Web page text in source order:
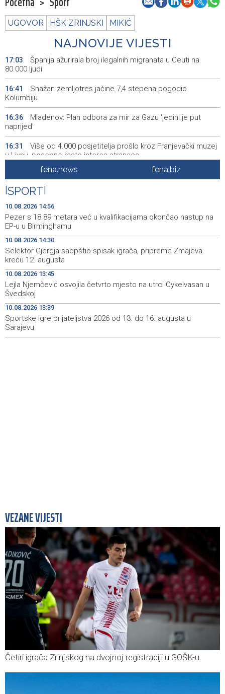
UGOVOR HŠK ZRINJSKI MIKIĆ
NAJNOVIJE VIJESTI
17:03
Španija ažurirala broj ilegalnih migranata u Ceuti na
80.000 ljudi
16:41
Snažan zemljotres jačine 7,4 stepena pogodio
Kolumbiju
16:36
Mladenov: Plan odbora za mir za Gazu 'jedini je put
naprijed'
16:31
Više od 4.000 posjetitelja prošlo kroz Franjevački muzej
u Livnu, posebno raste interes stranaca
Priopćenje za javnost Čapljinske neovisne stranke
16:18
FBiH Government allocates funds to underdeveloped
municipalities and social protection projects
16:08
Rekordnih 230 migranata prešlo La Manche u jednom
malom čamcu
16:07
Vlada FBiH izdvojila skoro dva miliona KM za 12 jedinica
lokalne samouprave
15:55
Od vrtića do mature - Sistem koji raste uz dijete i pruža
podršku porodici
15:54
Predsjedništvo BiH danas o agremanu za novog
američkog ambasadora Ronalda Johnsona
fena.news fena.biz
SPORT
10.08.2026 14:56
Pezer s 18.89 metara već u kvalifikacijama okončao nastup na
EP-u u Birminghamu
10.08.2026 14:30
Selektor Gjergja saopštio spisak igrača, pripreme Zmajeva
kreću 12. augusta
10.08.2026 13:45
Lejla Njemčević osvojila četvrto mjesto na utrci Cykelvasan u
Švedskoj
10.08.2026 13:39
Sportske igre prijateljstva 2026 od 13. do 16. augusta u
Sarajevu
VEZANE VIJESTI
Četiri igrača Zrinjskog na dvojnoj registraciji u GOŠK-u